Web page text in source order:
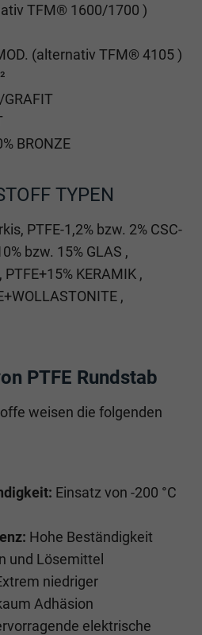
TFM® 1600/1700 )
(alternativ TFM® 4105 )
GRAFIT
BRONZE
TYPEN
PTFE-1,2% bzw. 2% CSC-
bzw. 15% GLAS ,
PTFE+15% KERAMIK ,
,
PTFE Rundstab
weisen die folgenden
Einsatz von -200 °C
Hohe Beständigkeit
und Lösemittel
niedriger
Adhäsion
elektrische